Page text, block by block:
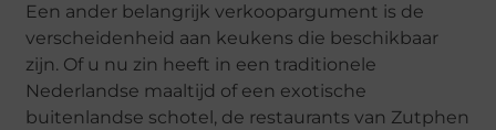
Een ander belangrijk verkoopargument is de
verscheidenheid aan keukens die beschikbaar
zijn. Of u nu zin heeft in een traditionele
Nederlandse maaltijd of een exotische
buitenlandse schotel, de restaurants van Zutphen